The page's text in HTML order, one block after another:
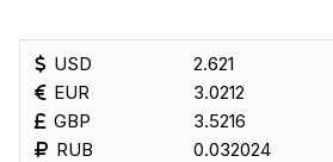
USD
EUR
GBP
RUB
2.621
3.0212
3.5216
0.032024